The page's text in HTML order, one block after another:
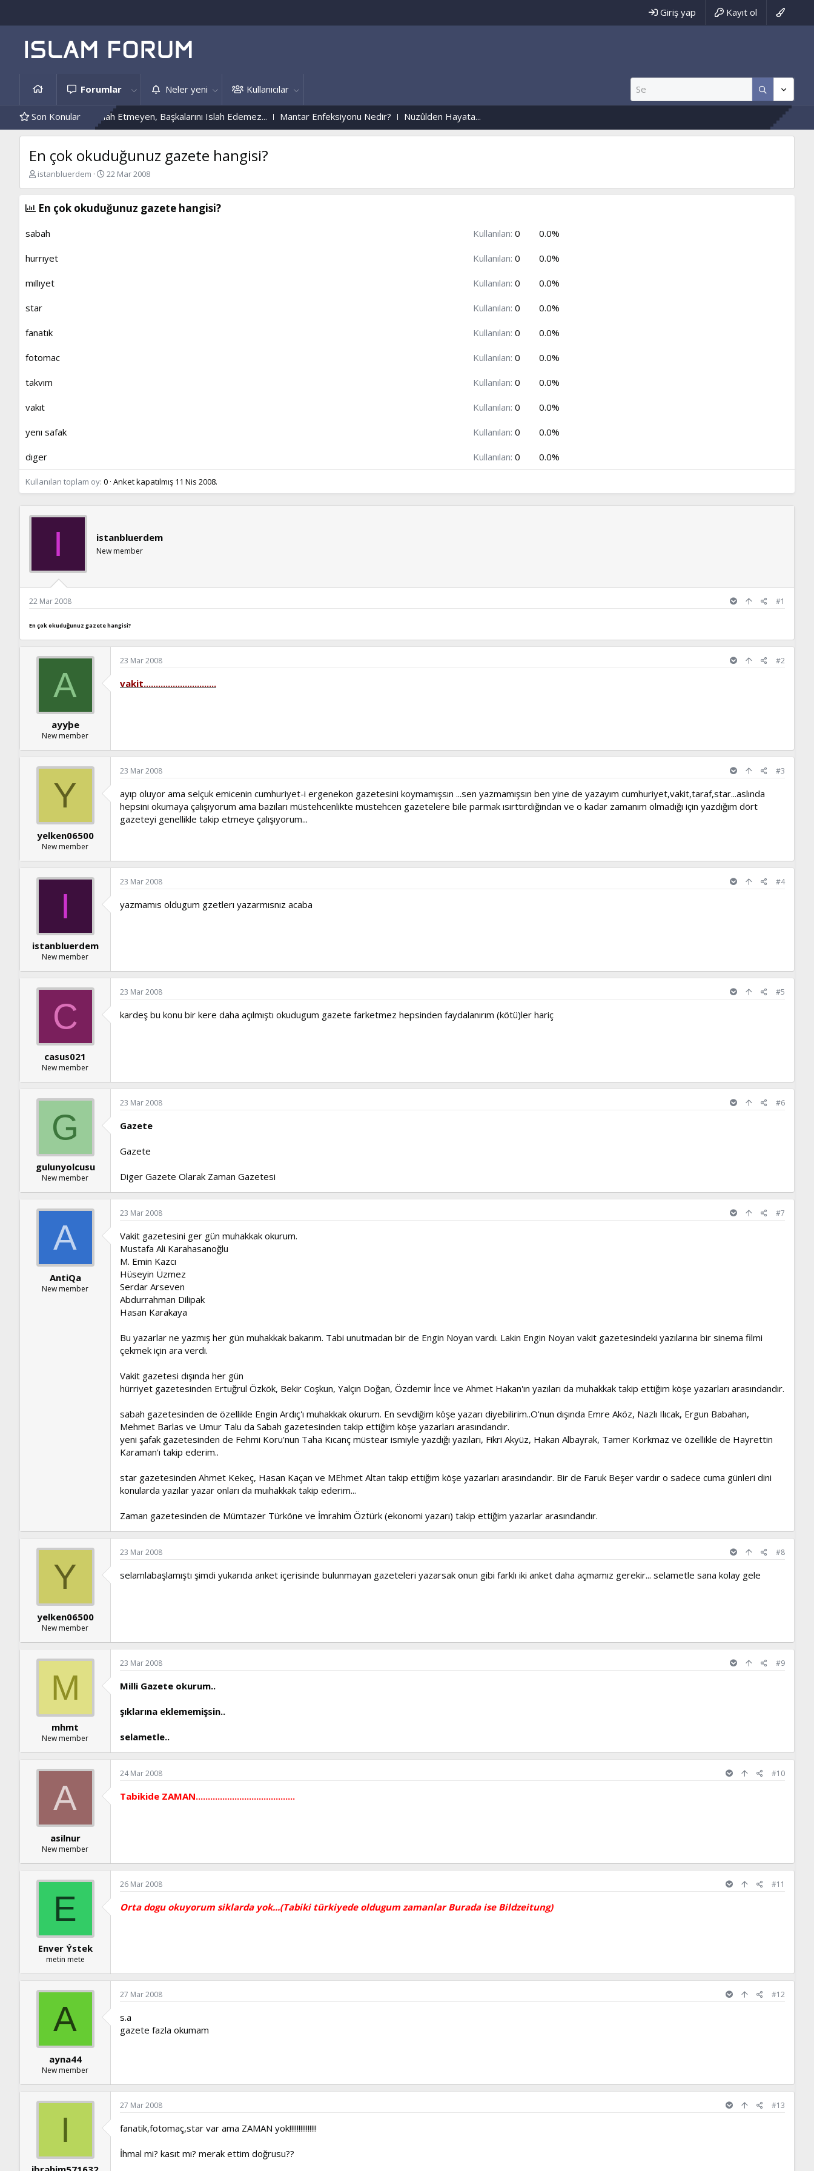
Giriş yap Kayıt ol
Forumlar Neler yeni Kullanıcılar
Son Konular
Kendini Islah Etmeyen, Başkalarını Islah Edemez... Mantar Enfeksiyonu Nedir? Nüzûlden Hayata...
En çok okuduğunuz gazete hangisi?
K
b
u
a
l
t
a
istanbluerdem
B
l
a
22 Mar 2008
En çok okuduğunuz gazete hangisi?
sabah Kullanılan: 0 0.0%
hurrıyet Kullanılan: 0 0.0%
mıllıyet Kullanılan: 0 0.0%
star Kullanılan: 0 0.0%
fanatık Kullanılan: 0 0.0%
fotomac Kullanılan: 0 0.0%
takvım Kullanılan: 0 0.0%
vakıt Kullanılan: 0 0.0%
yenı safak Kullanılan: 0 0.0%
dıger Kullanılan: 0 0.0%
Kullanılan toplam oy 0 Anket kapatılmış 11 Nis 2008.
I istanbluerdem
New member
22 Mar 2008 #1
En çok okuduğunuz gazete hangisi?
A
ayyþe
New member
23 Mar 2008 #2
vakit..............................
Y
yelken06500
New member
23 Mar 2008 #3
ayıp oluyor ama selçuk emicenin cumhuriyet-i ergenekon gazetesini koymamışsın ...sen yazmamışsın ben yine de yazayım cumhuriyet,vakit,taraf,star...aslında
hepsini okumaya çalışıyorum ama bazıları müstehcenlikte müstehcen gazetelere bile parmak ısırttırdığından ve o kadar zamanım olmadığı için yazdığım dört
gazeteyi genellikle takip etmeye çalışıyorum...
I
istanbluerdem
New member
23 Mar 2008 #4
yazmamıs oldugum gzetlerı yazarmısnız acaba
C
casus021
New member
23 Mar 2008 #5
kardeş bu konu bir kere daha açılmıştı okudugum gazete farketmez hepsinden faydalanırım (kötü)ler hariç
G
gulunyolcusu
New member
23 Mar 2008 #6
Gazete
Gazete
Diger Gazete Olarak Zaman Gazetesi
A
AntiQa
New member
23 Mar 2008 #7
Vakit gazetesini ger gün muhakkak okurum.
Mustafa Ali Karahasanoğlu
M. Emin Kazcı
Hüseyin Üzmez
Serdar Arseven
Abdurrahman Dilipak
Hasan Karakaya
Bu yazarlar ne yazmış her gün muhakkak bakarım. Tabi unutmadan bir de Engin Noyan vardı. Lakin Engin Noyan vakit gazetesindeki yazılarına bir sinema filmi
çekmek için ara verdi.
Vakit gazetesi dışında her gün
hürriyet gazetesinden Ertuğrul Özkök, Bekir Coşkun, Yalçın Doğan, Özdemir İnce ve Ahmet Hakan'ın yazıları da muhakkak takip ettiğim köşe yazarları arasındandır.
sabah gazetesinden de özellikle Engin Ardıç'ı muhakkak okurum. En sevdiğim köşe yazarı diyebilirim..O'nun dışında Emre Aköz, Nazlı Ilıcak, Ergun Babahan,
Mehmet Barlas ve Umur Talu da Sabah gazetesinden takip ettiğim köşe yazarları arasındandır.
yeni şafak gazetesinden de Fehmi Koru'nun Taha Kıcanç müstear ismiyle yazdığı yazıları, Fikri Akyüz, Hakan Albayrak, Tamer Korkmaz ve özellikle de Hayrettin
Karaman'ı takip ederim..
star gazetesinden Ahmet Kekeç, Hasan Kaçan ve MEhmet Altan takip ettiğim köşe yazarları arasındandır. Bir de Faruk Beşer vardır o sadece cuma günleri dini
konularda yazılar yazar onları da muıhakkak takip ederim...
Zaman gazetesinden de Mümtazer Türköne ve İmrahim Öztürk (ekonomi yazarı) takip ettiğim yazarlar arasındandır.
Y
yelken06500
New member
23 Mar 2008 #8
selamlabaşlamıştı şimdi yukarıda anket içerisinde bulunmayan gazeteleri yazarsak onun gibi farklı iki anket daha açmamız gerekir... selametle sana kolay gele
M
mhmt
New member
23 Mar 2008 #9
Milli Gazete okurum..
şıklarına eklememişsin..
selametle..
A
asilnur
New member
24 Mar 2008 #10
Tabikide ZAMAN.........................................
E
Enver Ýstek
metin mete
26 Mar 2008 #11
Orta dogu okuyorum siklarda yok...(Tabiki türkiyede oldugum zamanlar Burada ise Bildzeitung)
A
ayna44
New member
27 Mar 2008 #12
s.a
gazete fazla okumam
I
27 Mar 2008 #13
fanatik,fotomaç,star var ama ZAMAN yok!!!!!!!!!!!!!!!
İhmal mi? kasıt mı? merak ettim doğrusu??